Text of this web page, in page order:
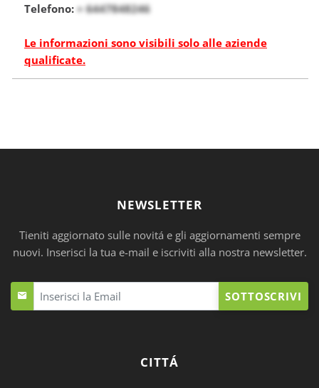
Telefono: + 6447848246
Le informazioni sono visibili solo alle aziende
qualificate.
NEWSLETTER
Tieniti aggiornato sulle novitá e gli aggiornamenti sempre
nuovi. Inserisci la tua e-mail e iscriviti alla nostra newsletter.
SOTTOSCRIVI
CITTÁ